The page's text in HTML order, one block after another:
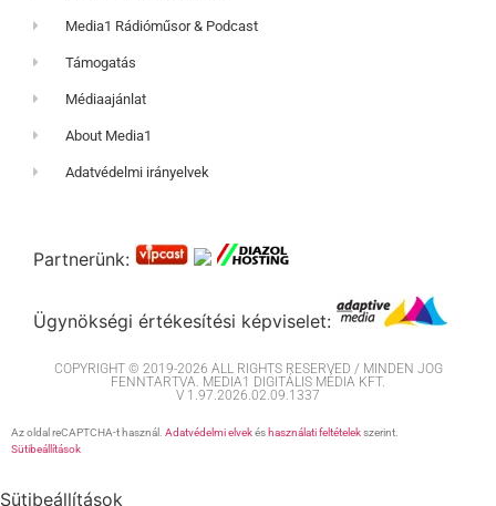
Media1 Rádióműsor & Podcast
Támogatás
Médiaajánlat
About Media1
Adatvédelmi irányelvek
Partnerünk:
Ügynökségi értékesítési képviselet:
COPYRIGHT © 2019-2026 ALL RIGHTS RESERVED / MINDEN JOG
FENNTARTVA. MEDIA1 DIGITÁLIS MÉDIA KFT.
V 1.97.2026.02.09.1337
Az oldal reCAPTCHA-t használ. Adatvédelmi elvekés használati feltételekszerint.
Sütibeállítások
Sütibeállítások